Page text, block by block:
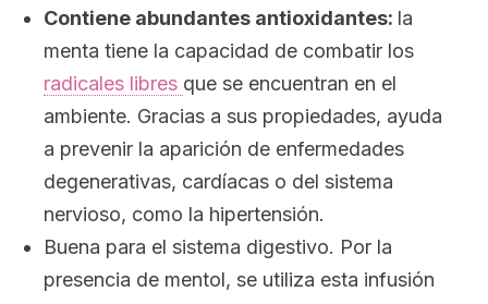
Contiene abundantes antioxidantes: la
menta tiene la capacidad de combatir los
radicales libres que se encuentran en el
ambiente. Gracias a sus propiedades, ayuda
a prevenir la aparición de enfermedades
degenerativas, cardíacas o del sistema
nervioso, como la hipertensión.
Buena para el sistema digestivo. Por la
presencia de mentol, se utiliza esta infusión